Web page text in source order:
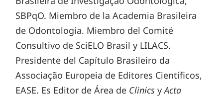
SBPqO. Miembro de la Academia Brasileira
de Odontologia. Miembro del Comité
Consultivo de SciELO Brasil y LILACS.
Presidente del Capítulo Brasileiro da
Associação Europeia de Editores Científicos,
EASE. Es Editor de Área de Clinics yActa